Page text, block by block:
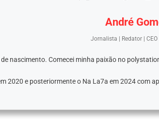
André
Jornalista | Redator | CEO
nascimento. Comecei minha paixão no
2020 e posteriormente o Na La7a em 2024 com